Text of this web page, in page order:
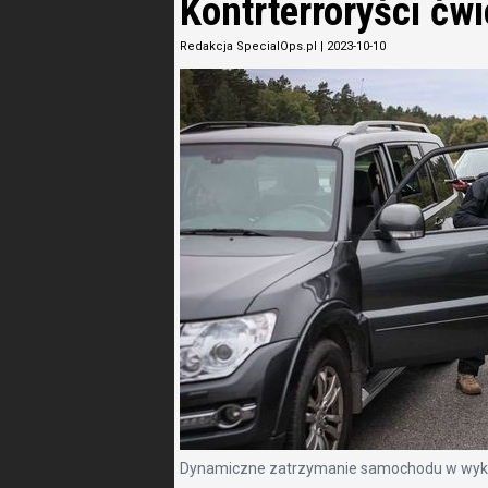
Kontrterroryści
Redakcja SpecialOps.pl | 2023-10-10
Dynamiczne zatrzymanie samochodu w